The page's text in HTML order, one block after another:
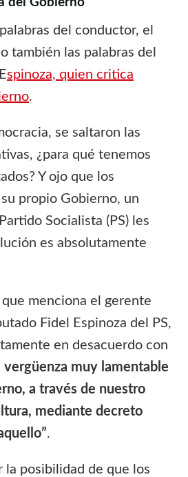
del conductor, el
también las palabras del
spinoza, quien critica
.
se saltaron las
¿para qué tenemos
Y ojo que los
propio Gobierno, un
Socialista (PS) les
es absolutamente
menciona el gerente
Fidel Espinoza del PS,
en desacuerdo con
vergüenza muy lamentable
a través de nuestro
mediante decreto
.
la posibilidad de que los